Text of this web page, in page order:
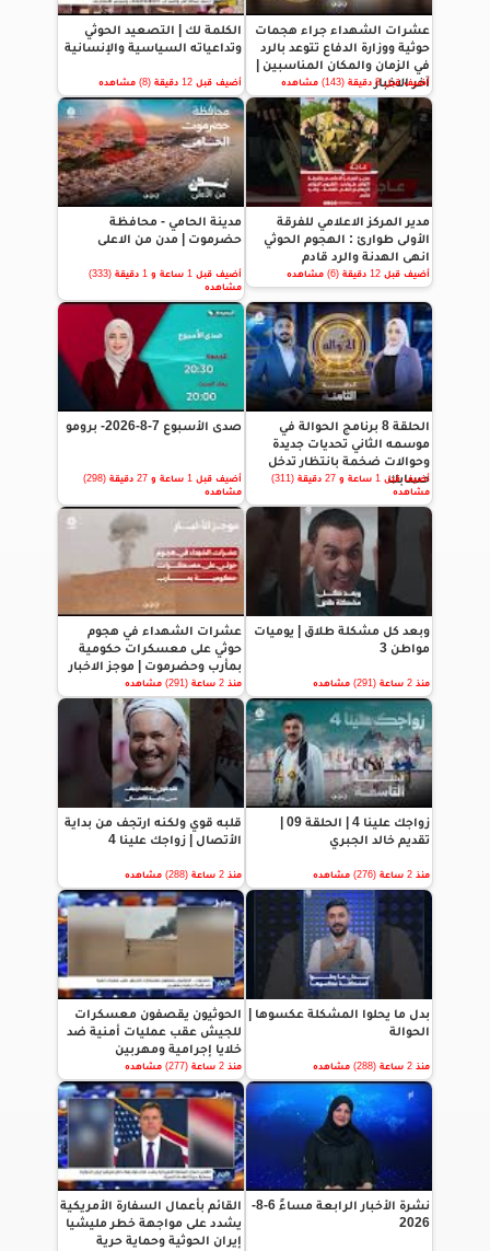
عشرات الشهداء جراء هجمات
حوثية ووزارة الدفاع تتوعد بالرد
في الزمان والمكان المناسبين |
آخر الاخبار
أضيف قبل 8 دقيقة (143) مشاهده
الكلمة لك | التصعيد الحوثي
وتداعياته السياسية والإنسانية
أضيف قبل 12 دقيقة (8) مشاهده
مدير المركز الاعلامي للفرقة
الأولى طوارئ : الهجوم الحوثي
انهى الهدنة والرد قادم
أضيف قبل 12 دقيقة (6) مشاهده
مدينة الحامي - محافظة
حضرموت | مدن من الاعلى
أضيف قبل 1 ساعة و 1 دقيقة (333)
مشاهده
الحلقة 8 برنامج الحوالة في
موسمه الثاني تحديات جديدة
وحوالات ضخمة بانتظار تدخل
حسابك
أضيف قبل 1 ساعة و 27 دقيقة (311)
مشاهده
صدى الأسبوع 7-8-2026- برومو
أضيف قبل 1 ساعة و 27 دقيقة (298)
مشاهده
وبعد كل مشكلة طلاق | يوميات
مواطن 3
منذ 2 ساعة (291) مشاهده
عشرات الشهداء في هجوم
حوثي على معسكرات حكومية
بمأرب وحضرموت | موجز الاخبار
منذ 2 ساعة (291) مشاهده
تقديم خالد الجبري
منذ 2 ساعة (276) مشاهده
قلبه قوي ولكنه ارتجف من بداية
الأتصال | زواجك علينا 4
منذ 2 ساعة (288) مشاهده
بدل ما يحلوا المشكلة عكسوها |
الحوالة
منذ 2 ساعة (288) مشاهده
الحوثيون يقصفون معسكرات
للجيش عقب عمليات أمنية ضد
خلايا إجرامية ومهربين
منذ 2 ساعة (277) مشاهده
نشرة الأخبار الرابعة مساءً 6-8-
2026
القائم بأعمال السفارة الأمريكية
يشدد على مواجهة خطر مليشيا
إيران الحوثية وحماية حرية